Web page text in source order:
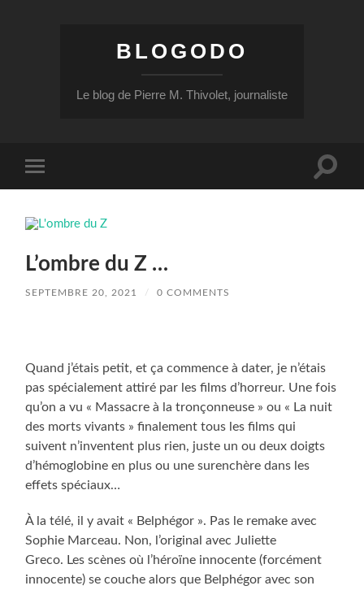
BLOGODO
Le blog de Pierre M. Thivolet, journaliste
mobile
Toggle
L’ombre du Z …
SEPTEMBRE 20, 2021 / 0 COMMENTS
Quand j’étais petit, et ça commence à dater, je n’étais
pas spécialement attiré par les films d’horreur. Une fois
qu’on a vu « Massacre à la tronçonneuse » ou « La nuit
des morts vivants » finalement tous les films qui
suivent n’inventent plus rien, juste un ou deux doigts
d’hémoglobine en plus ou une surenchère dans les
effets spéciaux…
À la télé, il y avait « Belphégor ». Pas le remake avec
Sophie Marceau. Non, l’original avec Juliette
Greco. Les scènes où l’héroïne innocente (forcément
innocente) se couche alors que Belphégor avec son